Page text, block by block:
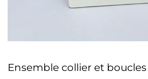
Ensemble collier et boucles